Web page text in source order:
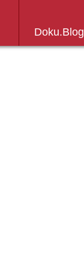
Weiter
Doku.Blog